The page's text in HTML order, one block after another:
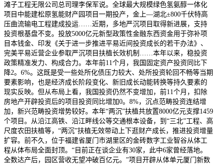
滩子工程无限公司总司理李保军说。全球最大规模绿色氢氨醇一体化
项目中能建松原氢能财产园项目一期投产，金上—湖北±800千伏特高
压曲流输电工程建成投运……近期，多地严沉项目取得新进展，支持
投资根基盘不变。投放5000亿元新型政策性金融东西资金用于弥补项
目本钱金、印发《关于进一步推进平易近间投资成长的若干办法》、
完美平易近营企业参取严沉项目扶植长效机制……本年以来，稳投资
政策精准发力、构成合力。本年前11个月，我国固定资产投资同比下
降2。6%。这既是受一些处所化债压力较大、处所投资轮回不畅等当期
要素影响，也是经济成长阶段变化、新旧成长动能转换等持久要素的
现实反映。但从布局上看，我国投资仍然不变增加，前11个月，扣除
房地产开辟投资后的项目投资同比增加0。8%，沉点范畴投资连结增
加，新兴范畴投资增势较好。本年“两沉”扶植共放置8000亿元支撑1459
个项目。从沿江高铁、沿江畔线公等交通根本设备，到“三北”工程、高
尺度农田扶植等，“两沉”扶植无效带动上下逛财产成长，推进投资增量
扩容。前不久，位于福建省厦门市湖里区的金砖数字工业智谷从体工
程从体布局全面封顶。“目前正在谈企业有30家，此中6家曾经落地。
全数达产后，园区营收无望冲破百亿元。”项目开辟从体单元厦门新数